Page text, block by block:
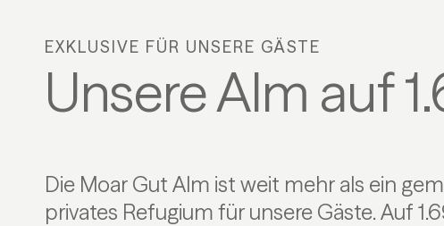
EXKLUSIVE FÜR UNSERE GÄSTE
Unsere Alm auf
Die Moar Gut Alm ist weit mehr als ein
privates Refugium für unsere Gäste. Auf
zur Pflege und Erhaltung der alpinen
– ein wertvolles Zusammenspiel aus